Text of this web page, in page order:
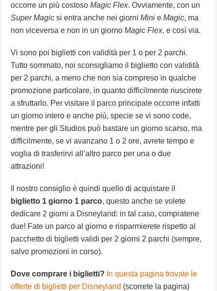
occorre un più costosoMagic Flex. Ovviamente, con un
Super Magic si entra anche nei giorniMini eMagic, ma
non viceversa e non in un giornoMagic Flex, e così via.
Vi sono poi biglietti con validità per 1 o per 2 parchi.
Tutto sommato, noi sconsigliamo il biglietto con validità
per 2 parchi, a meno che non sia compreso in qualche
promozione particolare, in quanto difficilmente riuscirete
a sfruttarlo. Per visitare il parco principale occorre infatti
un giorno intero e anche più, specie se vi sono code,
mentre per gli Studios può bastare un giorno scarso, ma
difficilmente, se vi avanzano 1 o 2 ore, avrete tempo e
voglia di trasferirvi all’altro parco per una o due
attrazioni!
Il nostro consiglio è quindi quello di acquistare il
biglietto 1 giorno 1 parco, questo anche se volete
dedicare 2 giorni a Disneyland: in tal caso, compratene
due! Fate un parco al giorno e risparmierete rispetto al
pacchetto di biglietti validi per 2 giorni 2 parchi (sempre,
salvo promozioni in corso).
Dove comprare i biglietti? In questa pagina trovate le
offerte di biglietti per Disneyland (scorrete la pagina)